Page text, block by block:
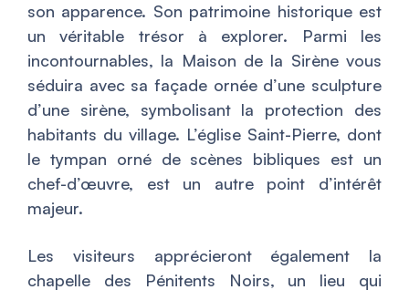
son apparence. Son patrimoine historique est
un véritable trésor à explorer. Parmi les
incontournables, la Maison de la Sirène vous
séduira avec sa façade ornée d’une sculpture
d’une sirène, symbolisant la protection des
habitants du village. L’église Saint-Pierre, dont
le tympan orné de scènes bibliques est un
chef-d’œuvre, est un autre point d’intérêt
majeur.
Les visiteurs apprécieront également la
chapelle des Pénitents Noirs, un lieu qui